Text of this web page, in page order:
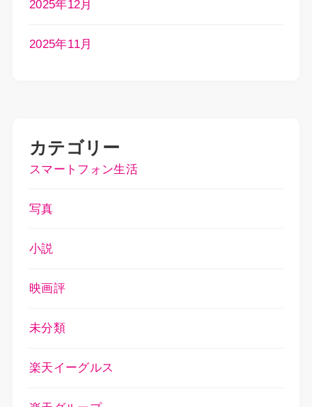
2025年12月
2025年11月
カテゴリー
スマートフォン生活
写真
小説
映画評
未分類
楽天イーグルス